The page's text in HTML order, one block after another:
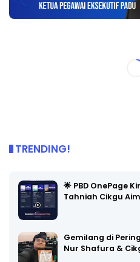
TRENDING!
🌟 PBD OnePage
Tahniah Cikgu
Gemilang di
Nur Shafura &